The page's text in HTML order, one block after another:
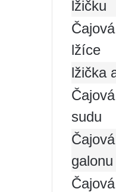
lžičku
lžíce
lžička
sudu
galonu